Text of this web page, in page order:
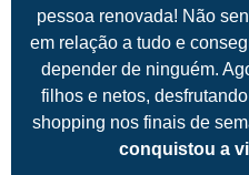
pessoa renovada! Não
em relação a tudo e
depender de ninguém.
filhos e netos,
shopping nos finais de
conquistou a